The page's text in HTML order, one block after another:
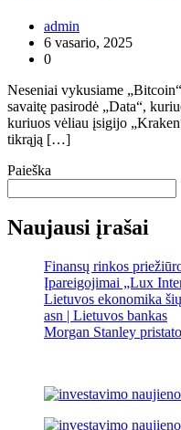
admin
6 vasario, 2025
0
Neseniai vykusiame
savaitę pasirodė „Data“,
kuriuos vėliau įsigijo
tikrąją […]
Paieška
Naujausi įrašai
Finansų rinkos
Įpareigojimai „Lux
Lietuvos ekonomika
asn | Lietuvos bankas
Morgan Stanley